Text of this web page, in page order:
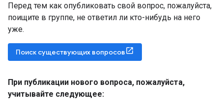
Перед тем как опубликовать свой вопрос, пожалуйста,
поищите в группе, не ответил ли кто-нибудь на него
уже.
Поиск существующих вопросов
При публикации нового вопроса, пожалуйста,
учитывайте следующее: